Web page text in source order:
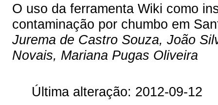
O uso da ferramenta Wiki como
contaminação por chumbo em
Jurema de Castro Souza, João
Novais, Mariana Pugas Oliveira
Última alteração: 2012-09-12